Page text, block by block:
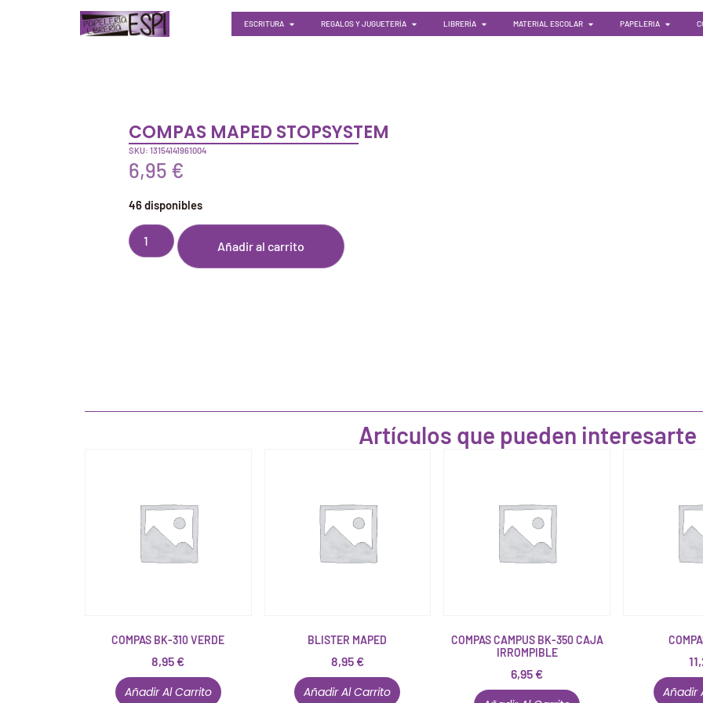
ESCRITURA REGALOS Y JUGUETERÍA LIBRERÍA MATERIAL ESCOLAR PAPELERIA
COMPAS MAPED STOPSYSTEM
SKU: 13154141961004
6,95 €
46 disponibles
Añadir al carrito
Artículos que pueden interesarte
COMPAS BK-310 VERDE
8,95 €
Añadir Al Carrito
BLISTER MAPED
8,95 €
Añadir Al Carrito
COMPAS CAMPUS BK-350 CAJA
IRROMPIBLE
6,95 €
Añadir